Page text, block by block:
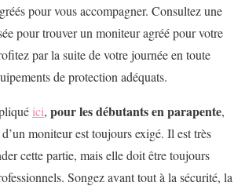
pour vous accompagner. Consultez une
pour trouver un moniteur agréé pour votre
par la suite de votre journée en toute
de protection adéquats.
ici, pour les débutants en parapente,
moniteur est toujours exigé. Il est très
cette partie, mais elle doit être toujours
Songez avant tout à la sécurité, la